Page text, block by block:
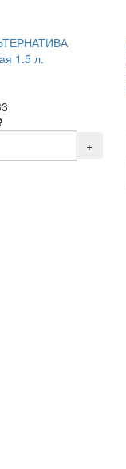
1.5 л.
+